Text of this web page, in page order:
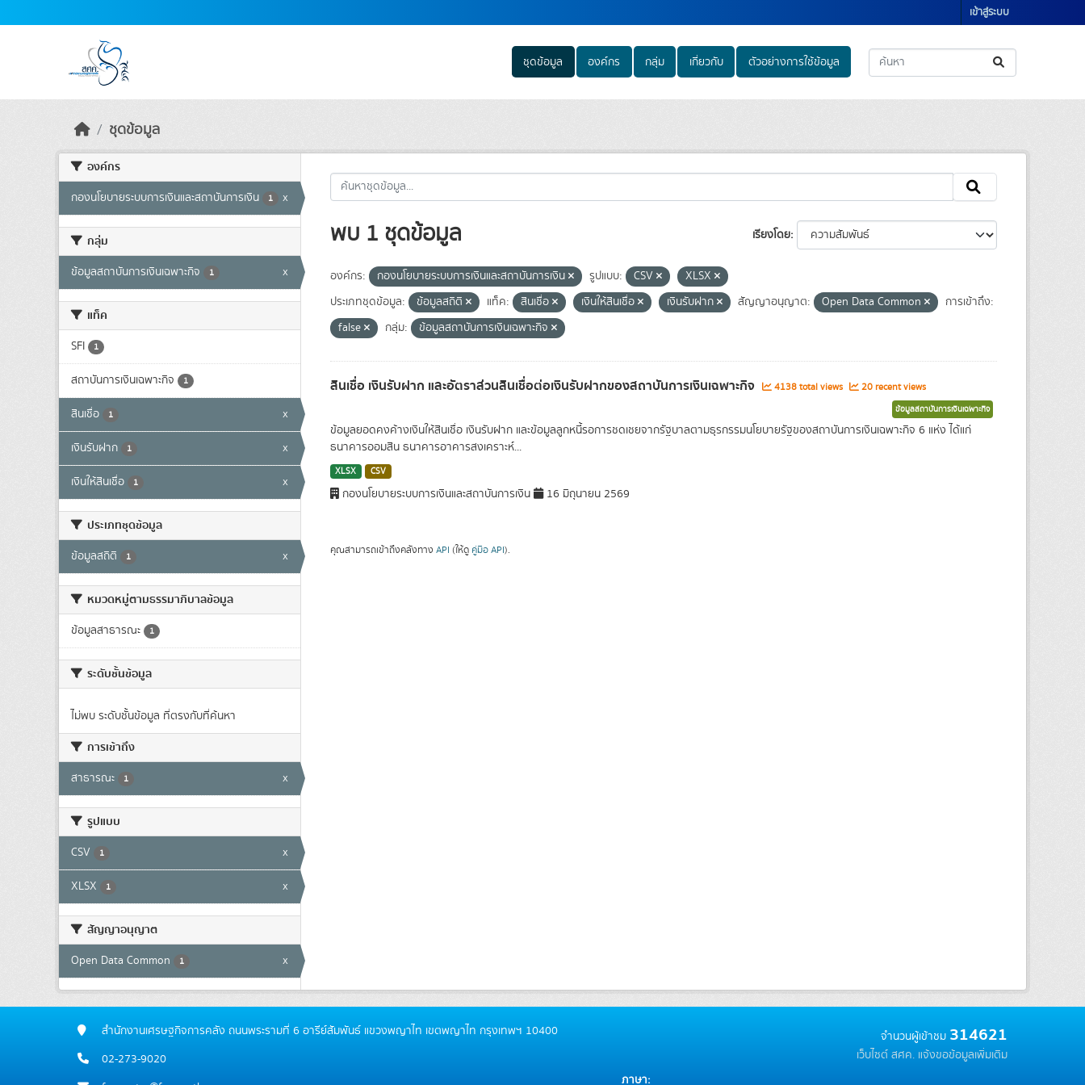
เข้าสู่ระบบ
ชุดข้อมูล องค์กร กลุ่ม เกี่ยวกับ ตัวอย่างการใช้ข้อมูล
ชุดข้อมูล
องค์กร
กองนโยบายระบบการเงินและสถาบันการเงิน 1 x
กลุ่ม
ข้อมูลสถาบันการเงินเฉพาะกิจ 1 x
แท็ค
SFI 1
สถาบันการเงินเฉพาะกิจ 1
สินเชื่อ 1 x
เงินรับฝาก 1 x
เงินให้สินเชื่อ 1 x
ประเภทชุดข้อมูล
ข้อมูลสถิติ 1 x
หมวดหมู่ตามธรรมาภิบาลข้อมูล
ข้อมูลสาธารณะ 1
ระดับชั้นข้อมูล
ไม่พบ ระดับชั้นข้อมูล ที่ตรงกับที่ค้นหา
การเข้าถึง
สาธารณะ 1 x
รูปแบบ
CSV 1 x
XLSX 1 x
สัญญาอนุญาต
Open Data Common 1 x
เรียงโดย
พบ 1 ชุดข้อมูล
องค์กร: กองนโยบายระบบการเงินและสถาบันการเงิน รูปแบบ: CSV
XLSX
ประเภทชุดข้อมูล:
ข้อมูลสถิติ แท็ค: สินเชื่อ เงินให้สินเชื่อ เงินรับฝาก สัญญาอนุญาต: Open Data Common
การเข้าถึง:
false
กลุ่ม: ข้อมูลสถาบันการเงินเฉพาะกิจ
สินเชื่อ เงินรับฝาก และอัตราส่วนสินเชื่อต่อเงินรับฝากของสถาบันการเงินเฉพาะกิจ 4138 total views 20 recent views
ข้อมูลสถาบันการเงินเฉพาะกิจ
ข้อมูลยอดคงค้างเงินให้สินเชื่อ เงินรับฝาก และข้อมูลลูกหนี้รอการชดเชยจากรัฐบาลตามธุรกรรมนโยบายรัฐของสถาบันการเงินเฉพาะกิจ 6 แห่ง ได้แก่
ธนาคารออมสิน ธนาคารอาคารสงเคราะห์...
XLSX CSV
กองนโยบายระบบการเงินและสถาบันการเงิน 16 มิถุนายน 2569
คุณสามารถเข้าถึงคลังทาง API (ให้ดู คู่มือ API).
สำนักงานเศรษฐกิจการคลัง ถนนพระรามที่ 6 อารีย์สัมพันธ์ แขวงพญาไท เขตพญาไท กรุงเทพฯ 10400
02-273-9020
จำนวนผู้เข้าชม 314621
เว็บไซต์ สศค. แจ้งขอข้อมูลเพิ่มเติม
ภาษา